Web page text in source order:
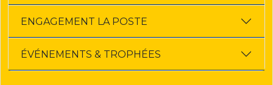
ENGAGEMENT LA POSTE
ÉVÉNEMENTS & TROPHÉES